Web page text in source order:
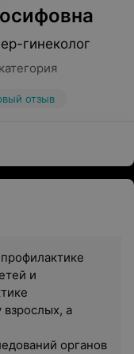
гинеколог
отзыв
и
взрослых, а
органов